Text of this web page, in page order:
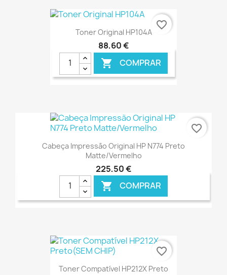
€ ONLINE
Toner Original HP104A
88,60 €
 COMPRAR
€ ONLINE
favorite_border
Cabeça Impressão Original HP N774 Preto
Matte/Vermelho
225,50 €
 COMPRAR
favorite_border
Toner Compatível HP212X Preto
favorite_border